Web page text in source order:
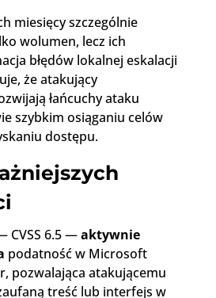
miesięcy szczególnie
wolumen, lecz ich
błędów lokalnej eskalacji
że atakujący
łańcuchy ataku
szybkim osiąganiu celów
dostępu.
CVSS 6.5 —aktywnie
podatność w Microsoft
pozwalająca atakującemu
treść lub interfejs w